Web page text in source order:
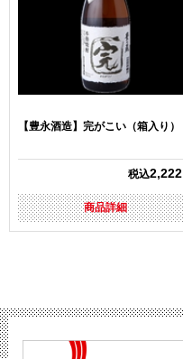
【豊永酒造】完がこい（箱入り）
税込2,222
商品詳細